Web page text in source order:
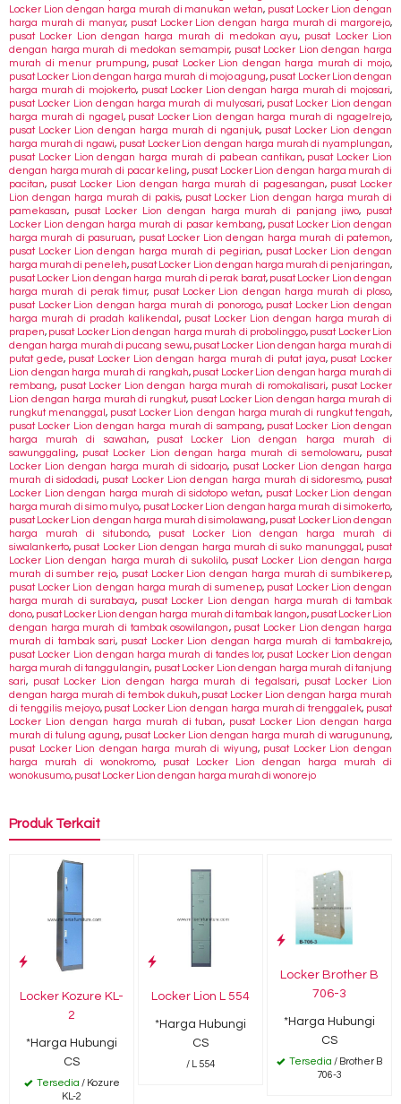
Locker Lion dengan harga murah di manukan wetan, pusat Locker Lion dengan
harga murah di manyar, pusat Locker Lion dengan harga murah di margorejo,
pusat Locker Lion dengan harga murah di medokan ayu, pusat Locker Lion
dengan harga murah di medokan semampir, pusat Locker Lion dengan harga
murah di menur prumpung, pusat Locker Lion dengan harga murah di mojo,
pusat Locker Lion dengan harga murah di mojo agung, pusat Locker Lion dengan
harga murah di mojokerto, pusat Locker Lion dengan harga murah di mojosari,
pusat Locker Lion dengan harga murah di mulyosari, pusat Locker Lion dengan
harga murah di ngagel , pusat Locker Lion dengan harga murah di ngagelrejo,
pusat Locker Lion dengan harga murah di nganjuk, pusat Locker Lion dengan
harga murah di ngawi, pusat Locker Lion dengan harga murah di nyamplungan,
pusat Locker Lion dengan harga murah di pabean cantikan, pusat Locker Lion
dengan harga murah di pacar keling, pusat Locker Lion dengan harga murah di
pacitan, pusat Locker Lion dengan harga murah di pagesangan, pusat Locker
Lion dengan harga murah di pakis, pusat Locker Lion dengan harga murah di
pamekasan, pusat Locker Lion dengan harga murah di panjang jiwo, pusat
Locker Lion dengan harga murah di pasar kembang, pusat Locker Lion dengan
harga murah di pasuruan, pusat Locker Lion dengan harga murah di patemon,
pusat Locker Lion dengan harga murah di pegirian, pusat Locker Lion dengan
harga murah di peneleh, pusat Locker Lion dengan harga murah di penjaringan,
pusat Locker Lion dengan harga murah di perak barat, pusat Locker Lion dengan
harga murah di perak timur, pusat Locker Lion dengan harga murah di ploso,
pusat Locker Lion dengan harga murah di ponorogo, pusat Locker Lion dengan
harga murah di pradah kalikendal , pusat Locker Lion dengan harga murah di
prapen, pusat Locker Lion dengan harga murah di probolinggo, pusat Locker Lion
dengan harga murah di pucang sewu, pusat Locker Lion dengan harga murah di
putat gede, pusat Locker Lion dengan harga murah di putat jaya, pusat Locker
Lion dengan harga murah di rangkah, pusat Locker Lion dengan harga murah di
rembang, pusat Locker Lion dengan harga murah di romokalisari, pusat Locker
Lion dengan harga murah di rungkut, pusat Locker Lion dengan harga murah di
rungkut menanggal, pusat Locker Lion dengan harga murah di rungkut tengah,
pusat Locker Lion dengan harga murah di sampang, pusat Locker Lion dengan
harga murah di sawahan,
pusat Locker Lion dengan harga murah di
sawunggaling, pusat Locker Lion dengan harga murah di semolowaru, pusat
Locker Lion dengan harga murah di sidoarjo, pusat Locker Lion dengan harga
murah di sidodadi, pusat Locker Lion dengan harga murah di sidoresmo, pusat
Locker Lion dengan harga murah di sidotopo wetan, pusat Locker Lion dengan
harga murah di simo mulyo, pusat Locker Lion dengan harga murah di simokerto,
pusat Locker Lion dengan harga murah di simolawang, pusat Locker Lion dengan
harga murah di situbondo,
pusat Locker Lion dengan harga murah di
siwalankerto, pusat Locker Lion dengan harga murah di suko manunggal , pusat
Locker Lion dengan harga murah di sukolilo, pusat Locker Lion dengan harga
murah di sumber rejo, pusat Locker Lion dengan harga murah di sumbikerep,
pusat Locker Lion dengan harga murah di sumenep, pusat Locker Lion dengan
harga murah di surabaya, pusat Locker Lion dengan harga murah di tambak
dono, pusat Locker Lion dengan harga murah di tambak langon, pusat Locker Lion
dengan harga murah di tambak osowilangon, pusat Locker Lion dengan harga
murah di tambak sari, pusat Locker Lion dengan harga murah di tambakrejo,
pusat Locker Lion dengan harga murah di tandes lor, pusat Locker Lion dengan
harga murah di tanggulangin, pusat Locker Lion dengan harga murah di tanjung
sari, pusat Locker Lion dengan harga murah di tegalsari,
pusat Locker Lion
dengan harga murah di tembok dukuh, pusat Locker Lion dengan harga murah
di tenggilis mejoyo, pusat Locker Lion dengan harga murah di trenggalek, pusat
Locker Lion dengan harga murah di tuban, pusat Locker Lion dengan harga
murah di tulung agung, pusat Locker Lion dengan harga murah di warugunung,
pusat Locker Lion dengan harga murah di wiyung, pusat Locker Lion dengan
harga murah di wonokromo, pusat Locker Lion dengan harga murah di
wonokusumo, pusat Locker Lion dengan harga murah di wonorejo
Produk Terkait
Locker Kozure KL-
2
*Harga Hubungi
CS
Tersedia / Kozure
KL-2
Locker Lion L 554
*Harga Hubungi
CS
/ L 554
Locker Brother B
706-3
*Harga Hubungi
CS
Tersedia / Brother B
706-3